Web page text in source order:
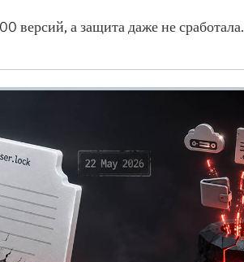
версий, а защита даже не сработала.